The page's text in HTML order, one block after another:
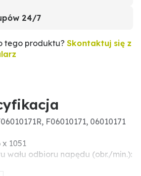
24/7
tego produktu? Skontaktuj się z
F06010171, 06010171
1051
wału odbioru napędu (obr./min.):